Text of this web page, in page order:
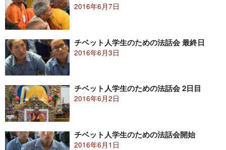
2016年6月7日
チベット人学生のための法話会 最終日
2016年6月3日
チベット人学生のための法話会 2日目
2016年6月2日
チベット人学生のための法話会開始
2016年6月1日